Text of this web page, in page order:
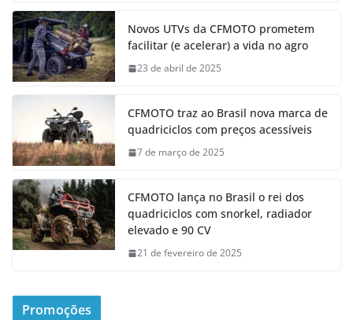
Novos UTVs da CFMOTO prometem
facilitar (e acelerar) a vida no agro
23 de abril de 2025
CFMOTO traz ao Brasil nova marca de
quadriciclos com preços acessíveis
7 de março de 2025
CFMOTO lança no Brasil o rei dos
quadriciclos com snorkel, radiador
elevado e 90 CV
21 de fevereiro de 2025
Promoções